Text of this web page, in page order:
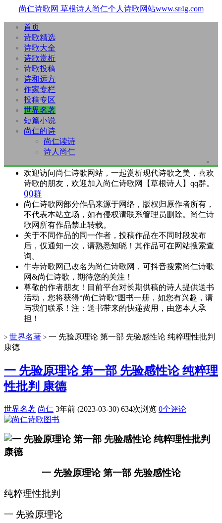
尚仁诗歌网 草根诗人尚仁个人诗歌网站www.sr4g.com
首页
诗歌精选
诗歌大全
诗歌赏析
诗歌投稿
诗和远方
作家专栏
投稿专区
世界名著
短篇小说
尚仁的诗
尚仁读诗
诗人尚仁
欢迎访问尚仁诗歌网站，一起赏析现代诗歌之美，喜欢
诗歌的朋友，欢迎加入尚仁诗歌网【草根诗人】qq群。
QQ群
尚仁诗歌网部分作品来源于网络，版权归原作者所有，
不代表本站立场，如有侵权请联系管理员删除。尚仁诗
歌网所有作品禁止转载。
关于不同作品的同一作者，投稿作品在不同时段发布
后，仅通知一次，请熟悉知晓！其作品可在网站搜索查
询。
牛寺诗歌网已改名为尚仁诗歌网，可抖音搜索尚仁诗歌
网&尚仁诗歌，期待您的关注！
尊敬的作者朋友！目前平台对长期供稿的诗人提供送书
活动，您将获得“尚仁诗歌”图书一册，如您有兴趣，请
与我们联系！注：送书带来的快递费用，由您本人承
担！
> 世界名著 > 一 先验原理论 第一部 先验感性论 纯粹理性批判
康德
一 先验原理论 第一部 先验感性论 纯粹理
性批判 康德
世界名著 尚仁 3年前 (2023-03-30) 634次浏览 0个评论
一 先验原理论 第一部 先验感性论
纯粹理性批判
一 先验原理论